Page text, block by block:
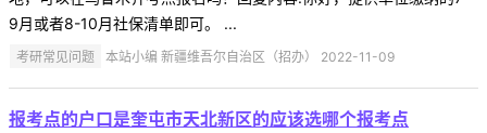
9月或者8-10月社保清单即可。 ...
考研常见问题 本站小编 新疆维吾尔自治区（招办） 2022-11-09
报考点的户口是奎屯市天北新区的应该选哪个报考点